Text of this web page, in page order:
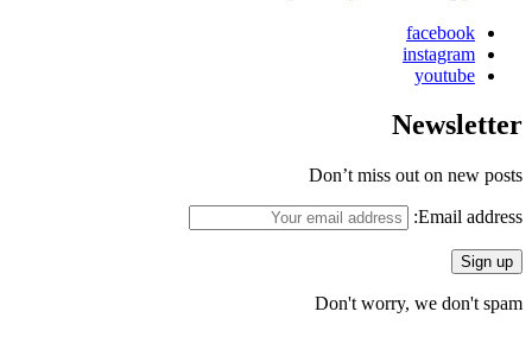
facebook
instagram
youtube
Newsletter
Don’t miss out on new posts
Email address:
Don't worry, we don't spam